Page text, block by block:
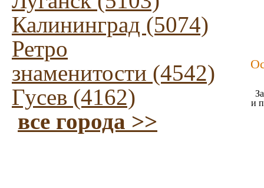
Калининград (5074)
Ретро
знаменитости (4542)
Гусев (4162)
все города >>
и